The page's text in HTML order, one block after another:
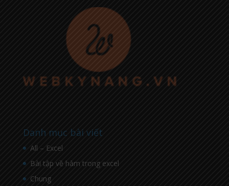
Danh mục bài viết
All – Excel
Bài tập về hàm trong excel
Chung